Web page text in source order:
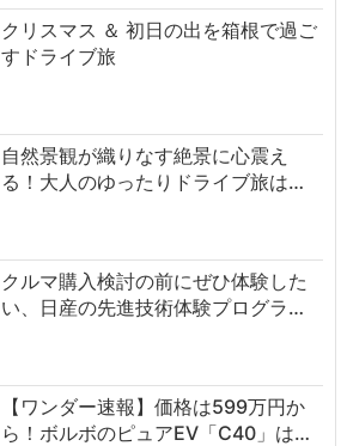
クリスマス ＆ 初日の出を箱根で過ご
すドライブ旅
自然景観が織りなす絶景に心震え
る！大人のゆったりドライブ旅は…
クルマ購入検討の前にぜひ体験した
い、日産の先進技術体験プログラ…
【ワンダー速報】価格は599万円か
ら！ボルボのピュアEV「C40」は…